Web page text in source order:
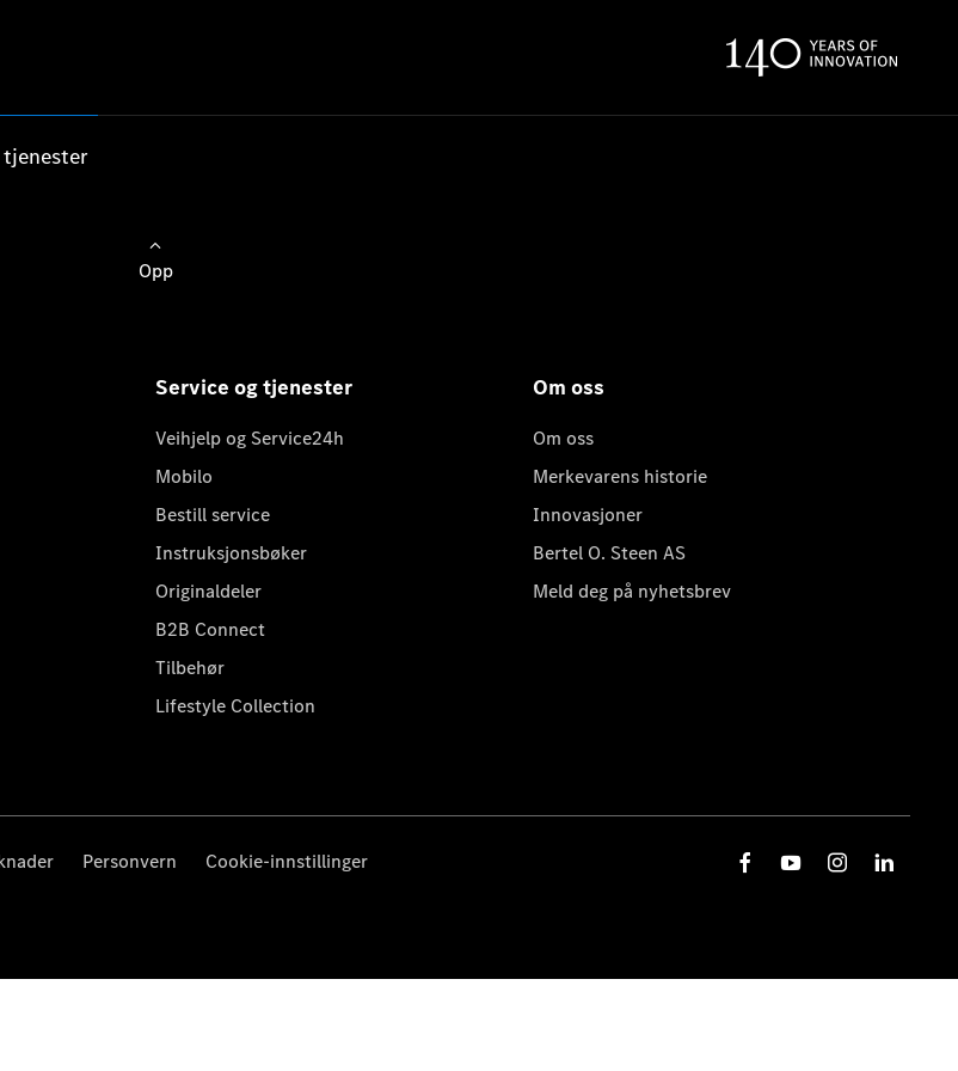
tjenester
Opp
Service og tjenester
Veihjelp og Service24h
Mobilo
Bestill service
Instruksjonsbøker
Originaldeler
B2B Connect
Tilbehør
Lifestyle Collection
Om oss
Om oss
Merkevarens historie
Innovasjoner
Bertel O. Steen AS
Meld deg på nyhetsbrev
Personvern Cookie-innstillinger